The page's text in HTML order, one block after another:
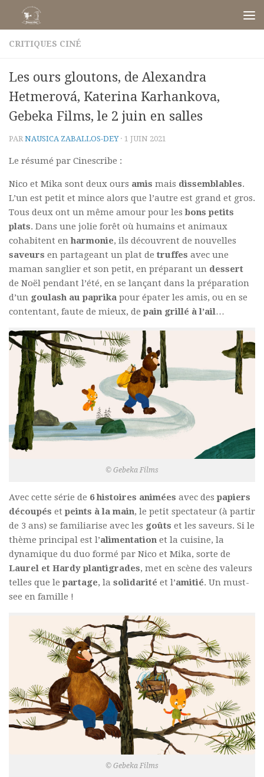
Skip to content
CRITIQUES CINÉ
Les ours gloutons, de Alexandra
Hetmerová, Katerina Karhankova,
Gebeka Films, le 2 juin en salles
PAR NAUSICA ZABALLOS-DEY · 1 JUIN 2021
Le résumé par Cinescribe :
Nico et Mika sont deux ours amis mais dissemblables.
L’un est petit et mince alors que l’autre est grand et gros.
Tous deux ont un même amour pour lesbons petits
plats. Dans une jolie forêt où humains et animaux
cohabitent enharmonie, ils découvrent de nouvelles
saveurs en partageant un plat de truffes avec une
maman sanglier et son petit, en préparant un dessert
de Noël pendant l’été, en se lançant dans la préparation
d’un goulash au paprika pour épater les amis, ou en se
contentant, faute de mieux, de pain grillé à l’ail…
© Gebeka Films
Avec cette série de 6 histoires animées avec des papiers
découpés et peints à la main, le petit spectateur (à partir
de 3 ans) se familiarise avec les goûts et les saveurs. Si le
thème principal est l’alimentation et la cuisine, la
dynamique du duo formé par Nico et Mika, sorte de
Laurel et Hardy plantigrades, met en scène des valeurs
telles que le partage, la solidarité et l’amitié. Un must-
see en famille !
© Gebeka Films